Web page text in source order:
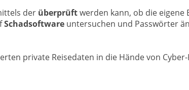
der überprüftwerden kann, ob die eigene
Schadsoftware untersuchen und Passwörter
private Reisedaten in die Hände von